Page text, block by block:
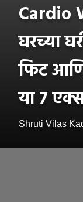
Cardio
घरच्या
फिट
या ७
Shruti Vilas